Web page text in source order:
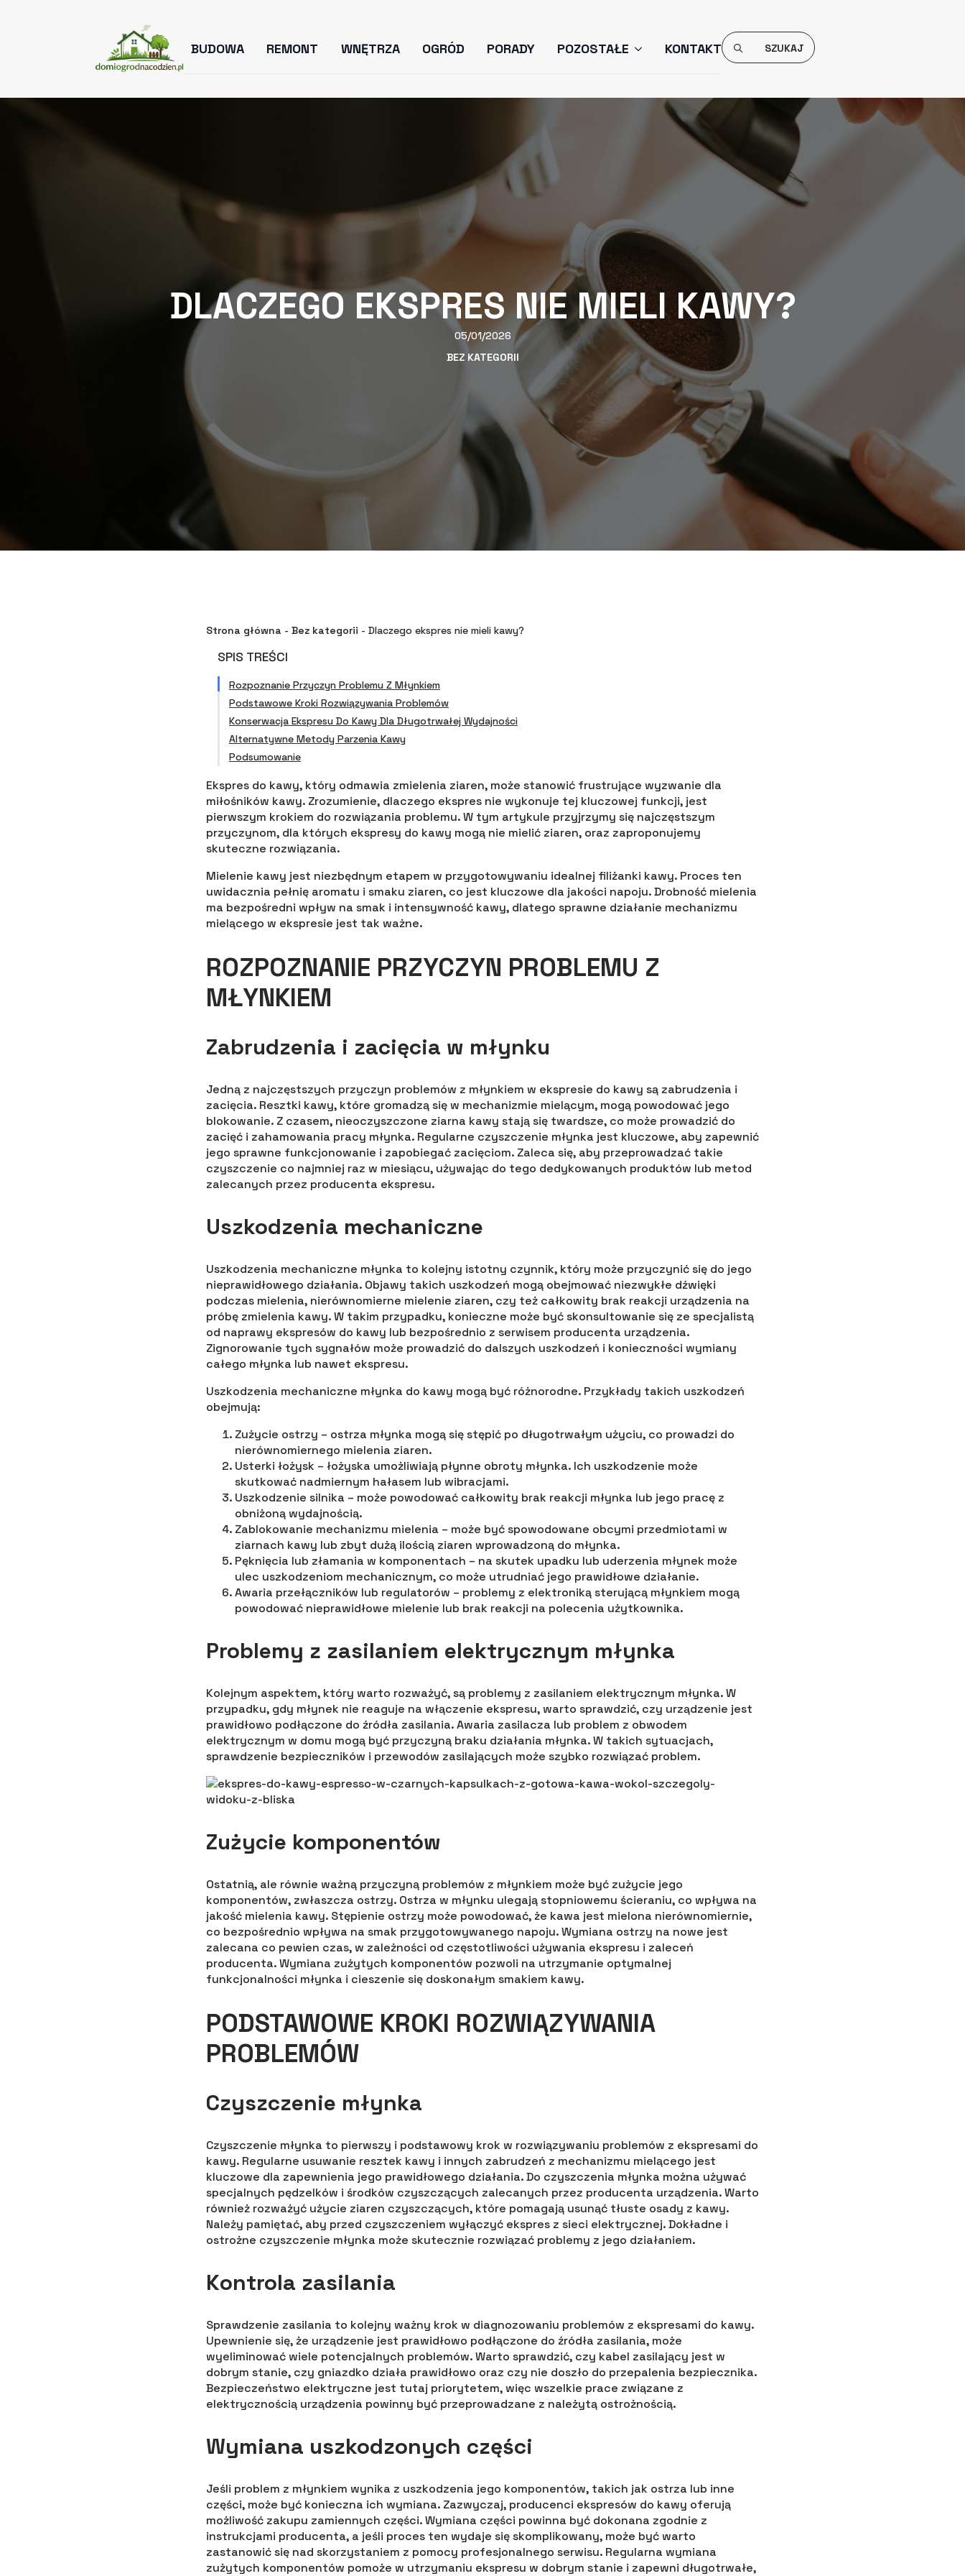
BUDOWA REMONT WNĘTRZA OGRÓD PORADY POZOSTAŁE KONTAKT
Search
For:
DLACZEGO EKSPRES NIE MIELI KAWY?
05/01/2026
BEZ KATEGORII
Strona główna - Bez kategorii - Dlaczego ekspres nie mieli kawy?
SPIS TREŚCI
Rozpoznanie Przyczyn Problemu Z Młynkiem
Podstawowe Kroki Rozwiązywania Problemów
Konserwacja Ekspresu Do Kawy Dla Długotrwałej Wydajności
Alternatywne Metody Parzenia Kawy
Podsumowanie
Ekspres do kawy, który odmawia zmielenia ziaren, może stanowić frustrujące wyzwanie dla
miłośników kawy. Zrozumienie, dlaczego ekspres nie wykonuje tej kluczowej funkcji, jest
pierwszym krokiem do rozwiązania problemu. W tym artykule przyjrzymy się najczęstszym
przyczynom, dla których ekspresy do kawy mogą nie mielić ziaren, oraz zaproponujemy
skuteczne rozwiązania.
Mielenie kawy jest niezbędnym etapem w przygotowywaniu idealnej filiżanki kawy. Proces ten
uwidacznia pełnię aromatu i smaku ziaren, co jest kluczowe dla jakości napoju. Drobność mielenia
ma bezpośredni wpływ na smak i intensywność kawy, dlatego sprawne działanie mechanizmu
mielącego w ekspresie jest tak ważne.
ROZPOZNANIE PRZYCZYN PROBLEMU Z
MŁYNKIEM
Zabrudzenia i zacięcia w młynku
Jedną z najczęstszych przyczyn problemów z młynkiem w ekspresie do kawy są zabrudzenia i
zacięcia. Resztki kawy, które gromadzą się w mechanizmie mielącym, mogą powodować jego
blokowanie. Z czasem, nieoczyszczone ziarna kawy stają się twardsze, co może prowadzić do
zacięć i zahamowania pracy młynka. Regularne czyszczenie młynka jest kluczowe, aby zapewnić
jego sprawne funkcjonowanie i zapobiegać zacięciom. Zaleca się, aby przeprowadzać takie
czyszczenie co najmniej raz w miesiącu, używając do tego dedykowanych produktów lub metod
zalecanych przez producenta ekspresu.
Uszkodzenia mechaniczne
Uszkodzenia mechaniczne młynka to kolejny istotny czynnik, który może przyczynić się do jego
nieprawidłowego działania. Objawy takich uszkodzeń mogą obejmować niezwykłe dźwięki
podczas mielenia, nierównomierne mielenie ziaren, czy też całkowity brak reakcji urządzenia na
próbę zmielenia kawy. W takim przypadku, konieczne może być skonsultowanie się ze specjalistą
od naprawy ekspresów do kawy lub bezpośrednio z serwisem producenta urządzenia.
Zignorowanie tych sygnałów może prowadzić do dalszych uszkodzeń i konieczności wymiany
całego młynka lub nawet ekspresu.
Uszkodzenia mechaniczne młynka do kawy mogą być różnorodne. Przykłady takich uszkodzeń
obejmują:
Zużycie ostrzy – ostrza młynka mogą się stępić po długotrwałym użyciu, co prowadzi do
nierównomiernego mielenia ziaren.
Usterki łożysk – łożyska umożliwiają płynne obroty młynka. Ich uszkodzenie może
skutkować nadmiernym hałasem lub wibracjami.
Uszkodzenie silnika – może powodować całkowity brak reakcji młynka lub jego pracę z
obniżoną wydajnością.
Zablokowanie mechanizmu mielenia – może być spowodowane obcymi przedmiotami w
ziarnach kawy lub zbyt dużą ilością ziaren wprowadzoną do młynka.
Pęknięcia lub złamania w komponentach – na skutek upadku lub uderzenia młynek może
ulec uszkodzeniom mechanicznym, co może utrudniać jego prawidłowe działanie.
Awaria przełączników lub regulatorów – problemy z elektroniką sterującą młynkiem mogą
powodować nieprawidłowe mielenie lub brak reakcji na polecenia użytkownika.
Problemy z zasilaniem elektrycznym młynka
Kolejnym aspektem, który warto rozważyć, są problemy z zasilaniem elektrycznym młynka. W
przypadku, gdy młynek nie reaguje na włączenie ekspresu, warto sprawdzić, czy urządzenie jest
prawidłowo podłączone do źródła zasilania. Awaria zasilacza lub problem z obwodem
elektrycznym w domu mogą być przyczyną braku działania młynka. W takich sytuacjach,
sprawdzenie bezpieczników i przewodów zasilających może szybko rozwiązać problem.
Zużycie komponentów
Ostatnią, ale równie ważną przyczyną problemów z młynkiem może być zużycie jego
komponentów, zwłaszcza ostrzy. Ostrza w młynku ulegają stopniowemu ścieraniu, co wpływa na
jakość mielenia kawy. Stępienie ostrzy może powodować, że kawa jest mielona nierównomiernie,
co bezpośrednio wpływa na smak przygotowywanego napoju. Wymiana ostrzy na nowe jest
zalecana co pewien czas, w zależności od częstotliwości używania ekspresu i zaleceń
producenta. Wymiana zużytych komponentów pozwoli na utrzymanie optymalnej
funkcjonalności młynka i cieszenie się doskonałym smakiem kawy.
PODSTAWOWE KROKI ROZWIĄZYWANIA
PROBLEMÓW
Czyszczenie młynka
Czyszczenie młynka to pierwszy i podstawowy krok w rozwiązywaniu problemów z ekspresami do
kawy. Regularne usuwanie resztek kawy i innych zabrudzeń z mechanizmu mielącego jest
kluczowe dla zapewnienia jego prawidłowego działania. Do czyszczenia młynka można używać
specjalnych pędzelków i środków czyszczących zalecanych przez producenta urządzenia. Warto
również rozważyć użycie ziaren czyszczących, które pomagają usunąć tłuste osady z kawy.
Należy pamiętać, aby przed czyszczeniem wyłączyć ekspres z sieci elektrycznej. Dokładne i
ostrożne czyszczenie młynka może skutecznie rozwiązać problemy z jego działaniem.
Kontrola zasilania
Sprawdzenie zasilania to kolejny ważny krok w diagnozowaniu problemów z ekspresami do kawy.
Upewnienie się, że urządzenie jest prawidłowo podłączone do źródła zasilania, może
wyeliminować wiele potencjalnych problemów. Warto sprawdzić, czy kabel zasilający jest w
dobrym stanie, czy gniazdko działa prawidłowo oraz czy nie doszło do przepalenia bezpiecznika.
Bezpieczeństwo elektryczne jest tutaj priorytetem, więc wszelkie prace związane z
elektrycznością urządzenia powinny być przeprowadzane z należytą ostrożnością.
Wymiana uszkodzonych części
Jeśli problem z młynkiem wynika z uszkodzenia jego komponentów, takich jak ostrza lub inne
części, może być konieczna ich wymiana. Zazwyczaj, producenci ekspresów do kawy oferują
możliwość zakupu zamiennych części. Wymiana części powinna być dokonana zgodnie z
instrukcjami producenta, a jeśli proces ten wydaje się skomplikowany, może być warto
zastanowić się nad skorzystaniem z pomocy profesjonalnego serwisu. Regularna wymiana
zużytych komponentów pomoże w utrzymaniu ekspresu w dobrym stanie i zapewni długotrwałe,